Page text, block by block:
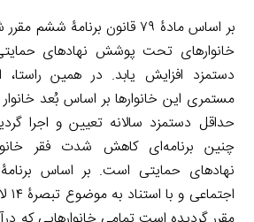
بر اساس مادۀ ۷۹ قانون
خانوارهای تحت پوشش نهادهای
حداقل دستمزد سالانه تعیین و اجرا
چنین برنامه‌ای کاهش شدت فقر
نهادهای حمایتی است. بر اساس